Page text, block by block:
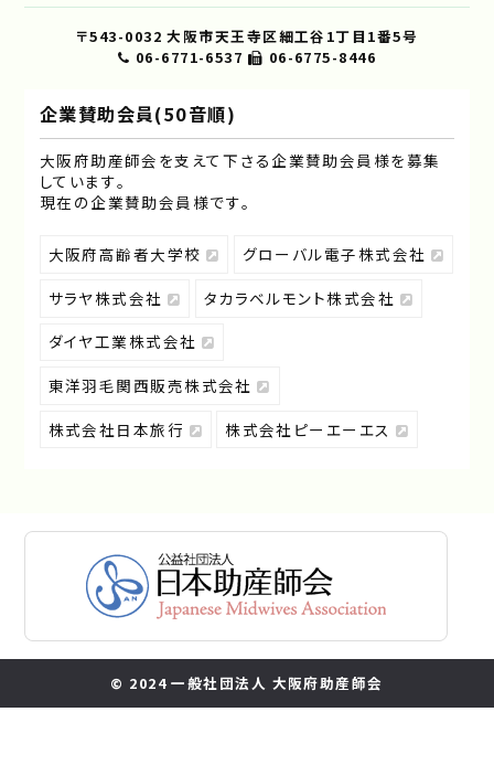
〒543-0032 大阪市天王寺区細工谷1丁目1番5号
06-6771-6537
06-6775-8446
企業賛助会員(50音順)
大阪府助産師会を支えて下さる企業賛助会員様を募集
しています｡
現在の企業賛助会員様です｡
大阪府高齢者大学校
グローバル電子株式会社
サラヤ株式会社
タカラベルモント株式会社
ダイヤ工業株式会社
東洋羽毛関西販売株式会社
株式会社日本旅行
株式会社ピーエーエス
© 2024 一般社団法人 大阪府助産師会